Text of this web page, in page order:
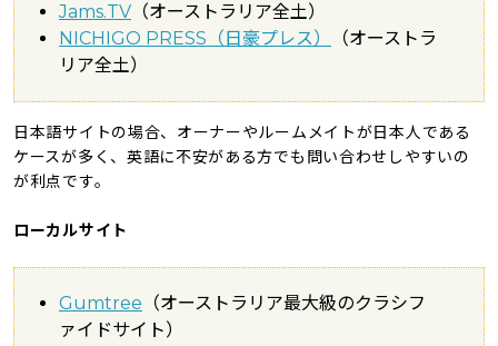
Jams.TV （オーストラリア全土）
NICHIGO PRESS（日豪プレス）
（オーストラ
リア全土）
日本語サイトの場合、オーナーやルームメイトが日本人である
ケースが多く、英語に不安がある方でも問い合わせしやすいの
が利点です。
ローカルサイト
Gumtree （オーストラリア最大級のクラシフ
ァイドサイト）